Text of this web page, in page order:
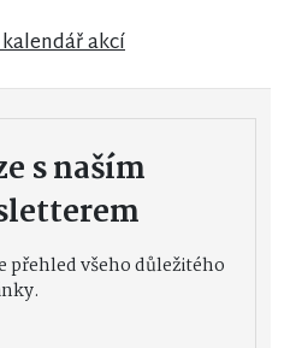
akcí
s naším
přehled všeho důležitého